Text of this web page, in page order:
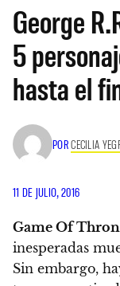
George
5
hasta el
PORCECILIA
11 DE JULIO, 2016
Game Of
inesperadas
Sin embargo,